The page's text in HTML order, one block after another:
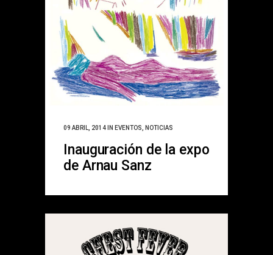
09 ABRIL, 2014 IN EVENTOS NOTICIAS
Inauguración de la expo
de Arnau Sanz